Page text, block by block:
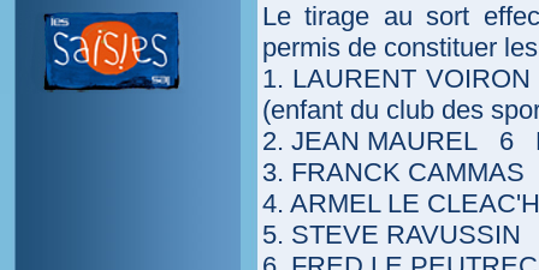
Le tirage au sort
permis de constituer
1. LAURENT
(enfant du club des
2. JEAN MAUREL 6
3. FRANCK
4. ARMEL LE
5. STEVE